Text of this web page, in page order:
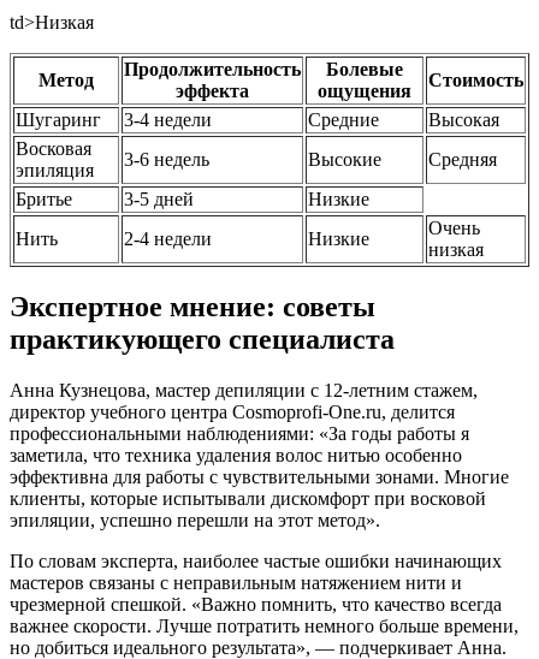
td>Низкая
Метод
Продолжительность
эффекта
Болевые
ощущения
Стоимость
Шугаринг
3-4 недели Средние
Высокая
Восковая
эпиляция
3-6 недель Высокие
Средняя
Бритье
3-5 дней
Низкие
Нить
2-4 недели Низкие
Очень
низкая
Экспертное мнение: советы
практикующего специалиста
Анна Кузнецова, мастер депиляции с 12-летним стажем,
директор учебного центра Cosmoprofi-One.ru, делится
профессиональными наблюдениями: «За годы работы я
заметила, что техника удаления волос нитью особенно
эффективна для работы с чувствительными зонами. Многие
клиенты, которые испытывали дискомфорт при восковой
эпиляции, успешно перешли на этот метод».
По словам эксперта, наиболее частые ошибки начинающих
мастеров связаны с неправильным натяжением нити и
чрезмерной спешкой. «Важно помнить, что качество всегда
важнее скорости. Лучше потратить немного больше времени,
но добиться идеального результата», — подчеркивает Анна.